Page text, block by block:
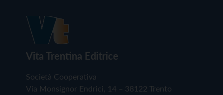
Vita Trentina Editrice
Società Cooperativa
Via Monsignor Endrici, 14 – 38122 Trento